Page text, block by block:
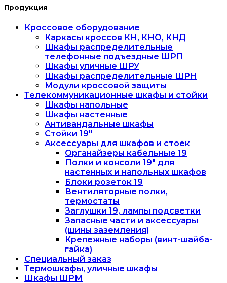
Продукция
Кроссовое оборудование
Каркасы кроссов КН, КНО, КНД
Шкафы распределительные
телефонные подъездные ШРП
Шкафы уличные ШРУ
Шкафы распределительные ШРН
Модули кроссовой защиты
Телекоммуникационные шкафы и стойки
Шкафы напольные
Шкафы настенные
Антивандальные шкафы
Стойки 19"
Аксессуары для шкафов и стоек
Органайзеры кабельные 19
Полки и консоли 19" для
настенных и напольных шкафов
Блоки розеток 19
Вентиляторные полки,
термостаты
Заглушки 19, лампы подсветки
Запасные части и аксессуары
(шины заземления)
Крепежные наборы (винт-шайба-
гайка)
Специальный заказ
Термошкафы, уличные шкафы
Шкафы ШРМ